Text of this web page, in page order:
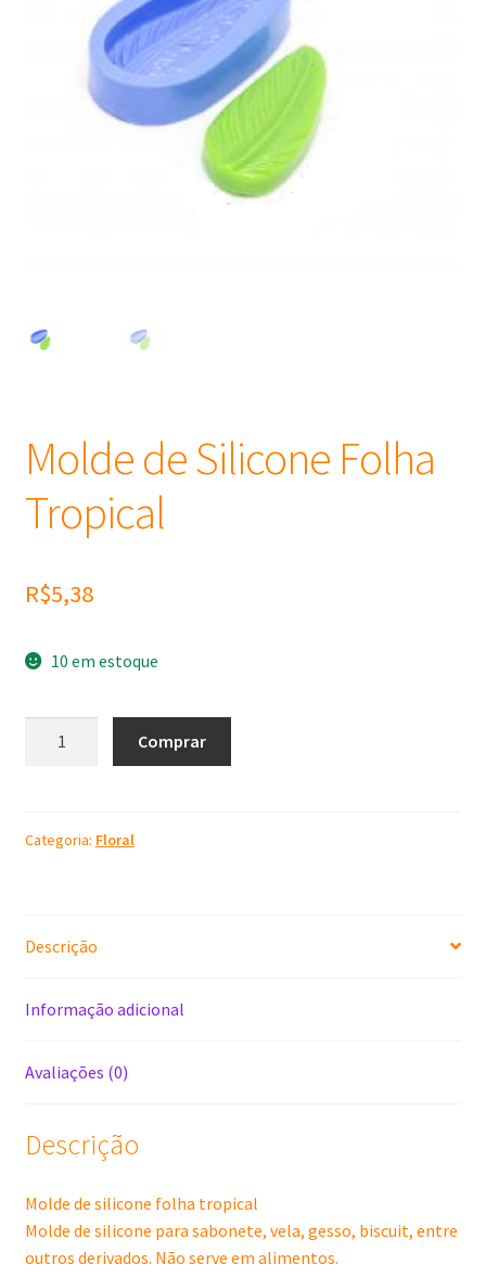
Óleos
Molde de Silicone Folha
Tropical
R$5,38
10 em estoque
Tropical
Comprar
Categoria: Floral
Descrição
Informação adicional
Avaliações (0)
Descrição
Molde de silicone folha tropical
Molde de silicone para sabonete, vela, gesso, biscuit, entre
outros derivados. Não serve em alimentos.